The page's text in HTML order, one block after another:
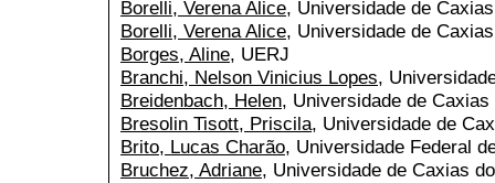
Borelli, Verena Alice, Universidade de
Borelli, Verena Alice, Universidade de
Borges, Aline, UERJ
Branchi, Nelson Vinicius Lopes,
Breidenbach, Helen, Universidade de Caxias
Bresolin Tisott, Priscila, Universidade de
Brito, Lucas Charão, Universidade Federal
Bruchez, Adriane, Universidade de Caxias